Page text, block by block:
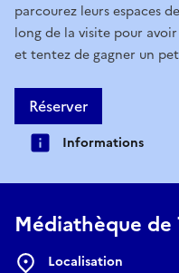
parcourez leurs espaces
long de la visite pour
et tentez de gagner un
Réserver
Informations
Médiathèque de
Localisation